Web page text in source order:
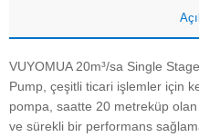
VUYOMUA 20m³/sa Single
Pump, çeşitli ticari işlemler için
pompa, saatte 20 metreküp
ve sürekli bir performans